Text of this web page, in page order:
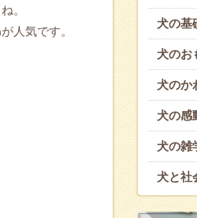
。
人気です。
犬の基
犬のお
犬のか
犬の感
犬の雑
犬と社